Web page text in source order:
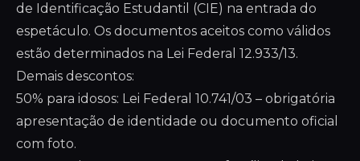
de Identificação Estudantil (CIE) na entrada do
espetáculo. Os documentos aceitos como válidos
estão determinados na Lei Federal 12.933/13.
Demais descontos:
50% para idosos: Lei Federal 10.741/03 – obrigatória
apresentação de identidade ou documento oficial
com foto.